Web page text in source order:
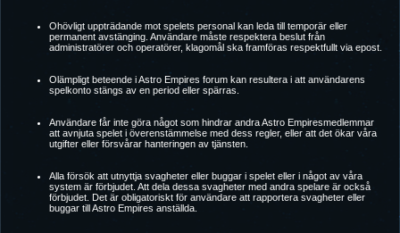
Ohövligt uppträdande mot spelets personal kan leda till temporär eller
permanent avstänging. Användare måste respektera beslut från
administratörer och operatörer, klagomål ska framföras respektfullt via epost.
Olämpligt beteende i Astro Empires forum kan resultera i att användarens
spelkonto stängs av en period eller spärras.
Användare får inte göra något som hindrar andra Astro Empiresmedlemmar
att avnjuta spelet i överenstämmelse med dess regler, eller att det ökar våra
utgifter eller försvårar hanteringen av tjänsten.
Alla försök att utnyttja svagheter eller buggar i spelet eller i något av våra
system är förbjudet. Att dela dessa svagheter med andra spelare är också
förbjudet. Det är obligatoriskt för användare att rapportera svagheter eller
buggar till Astro Empires anställda.